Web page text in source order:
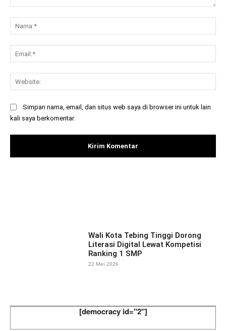
Simpan nama, email, dan situs web saya di browser ini untuk lain
kali saya berkomentar.
Wali Kota Tebing Tinggi Dorong
Literasi Digital Lewat Kompetisi
Ranking 1 SMP
22 Mei 2026
[democracy id="2"]